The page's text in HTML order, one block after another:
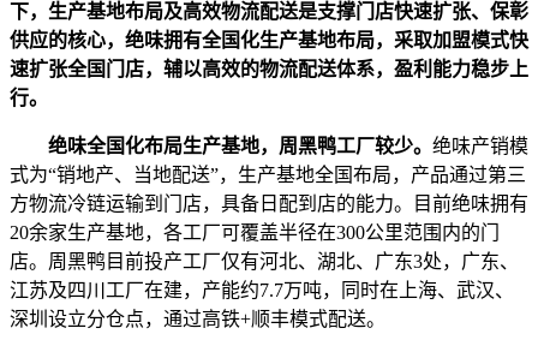
下，生产基地布局及高效物流配送是支撑门店快速扩张、保彰
供应的核心，绝味拥有全国化生产基地布局，采取加盟模式快
速扩张全国门店，辅以高效的物流配送体系，盈利能力稳步上
行。
绝味全国化布局生产基地，周黑鸭工厂较少。 绝味产销模
式为“销地产、当地配送”，生产基地全国布局，产品通过第三
方物流冷链运输到门店，具备日配到店的能力。目前绝味拥有
20余家生产基地，各工厂可覆盖半径在300公里范围内的门
店。周黑鸭目前投产工厂仅有河北、湖北、广东3处，广东、
江苏及四川工厂在建，产能约7.7万吨，同时在上海、武汉、
深圳设立分仓点，通过高铁+顺丰模式配送。